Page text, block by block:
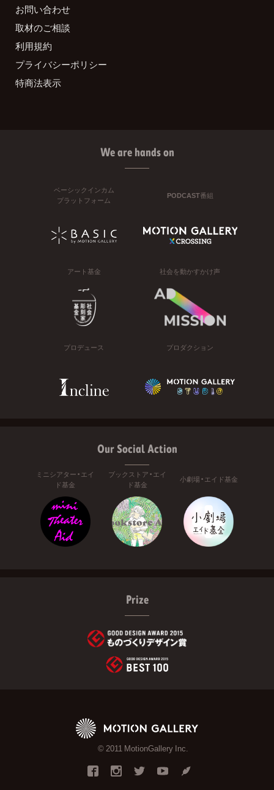
お問い合わせ
取材のご相談
利用規約
プライバシーポリシー
特商法表示
We are hands on
ベーシックインカム
プラットフォーム
PODCAST番組
アート基金 社会を動かすかけ声
プロデュース プロダクション
Our Social Action
ミニシアター・エイ
ド基金
ブックストア・エイ
ド基金
小劇場・エイド基金
Prize
© 2011 MotionGallery Inc.